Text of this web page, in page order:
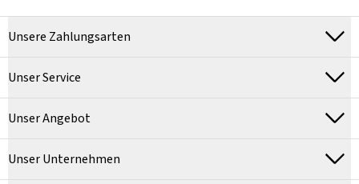
Unsere Zahlungsarten
Unser Service
Unser Angebot
Unser Unternehmen